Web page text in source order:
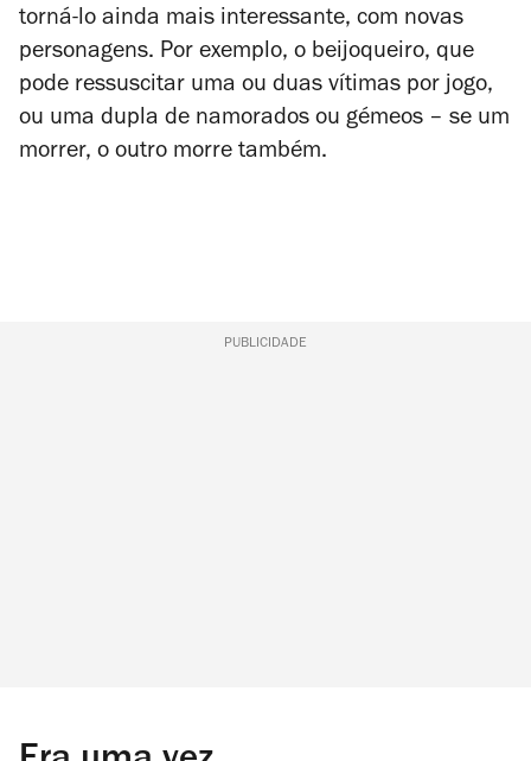
torná-lo ainda mais interessante, com novas
personagens. Por exemplo, o beijoqueiro, que
pode ressuscitar uma ou duas vítimas por jogo,
ou uma dupla de namorados ou gémeos – se um
morrer, o outro morre também.
PUBLICIDADE